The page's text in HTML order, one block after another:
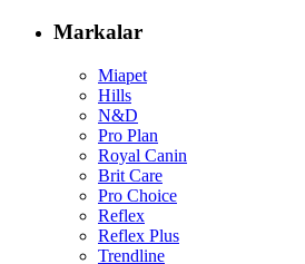
Markalar
Miapet
Hills
N&D
Pro Plan
Royal Canin
Brit Care
Pro Choice
Reflex
Reflex Plus
Trendline